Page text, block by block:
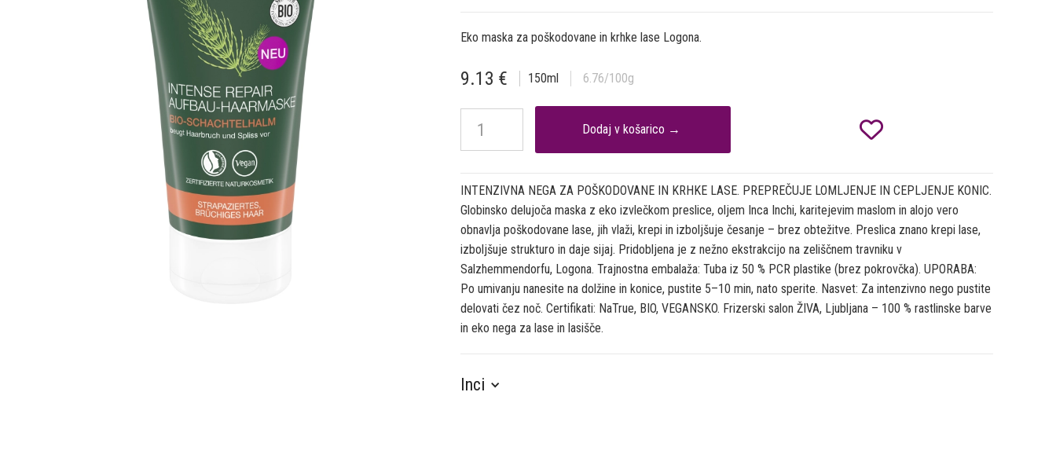
Eko maska za poškodovane in krhke lase Logona.
9.13 € 150ml 6.76/100g

INTENZIVNA NEGA ZA POŠKODOVANE IN KRHKE LASE. PREPREČUJE LOMLJENJE IN CEPLJENJE KONIC.
Globinsko delujoča maska z eko izvlečkom preslice, oljem Inca Inchi, karitejevim maslom in alojo vero
obnavlja poškodovane lase, jih vlaži, krepi in izboljšuje česanje – brez obtežitve. Preslica znano krepi lase,
izboljšuje strukturo in daje sijaj. Pridobljena je z nežno ekstrakcijo na zeliščnem travniku v
Salzhemmendorfu, Logona. Trajnostna embalaža: Tuba iz 50 % PCR plastike (brez pokrovčka). UPORABA:
Po umivanju nanesite na dolžine in konice, pustite 5–10 min, nato sperite. Nasvet: Za intenzivno nego pustite
delovati čez noč. Certifikati: NaTrue, BIO, VEGANSKO. Frizerski salon ŽIVA, Ljubljana – 100 % rastlinske barve
in eko nega za lase in lasišče.
Inci